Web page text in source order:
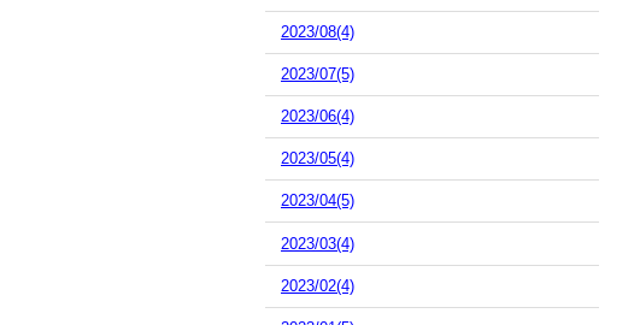
2023/08(4)
2023/07(5)
2023/06(4)
2023/05(4)
2023/04(5)
2023/03(4)
2023/02(4)